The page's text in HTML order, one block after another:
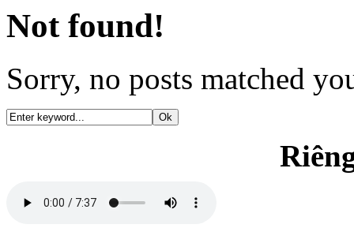
Not found!
Sorry, no posts matched